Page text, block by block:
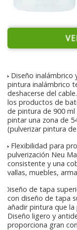
♣ Diseño
pintura inalámbrico
deshacerse del
los productos de
de pintura de 900 ml
pintar una zona de
(pulverizar pintura
♣ Flexibilidad para
pulverización Neu
consistente y una
vallas, muebles,
Diseño de tapa
con diseño de tapa
añadir pintura que
Diseño ligero y
proporciona gran